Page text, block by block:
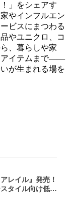
」をシェアす
やインフルエン
ビスにまつわる
やユニクロ、コ
、暮らしや家
アイテムまで――
が生まれる場を
レイル』発売！
タイル向け低型